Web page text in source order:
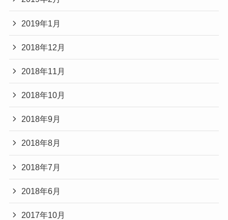
2019年1月
2018年12月
2018年11月
2018年10月
2018年9月
2018年8月
2018年7月
2018年6月
2017年10月